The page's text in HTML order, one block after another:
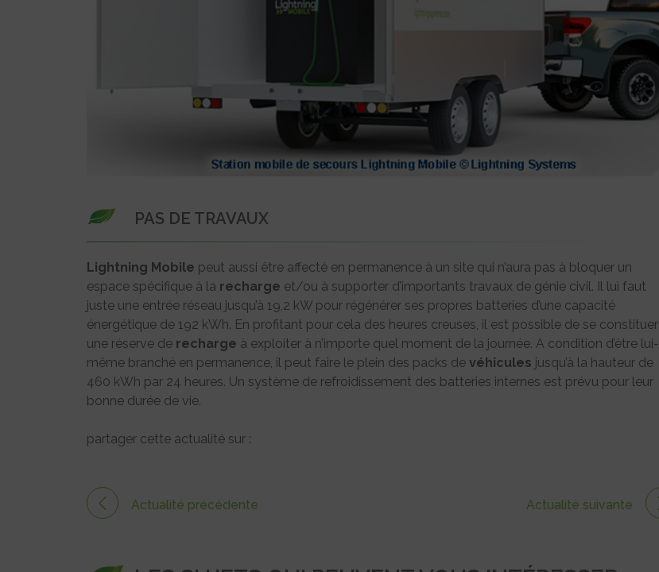
PAS DE TRAVAUX
Lightning Mobile peut aussi être affecté en permanence à un site qui n’aura pas à bloquer un
espace spécifique à la recharge et/ou à supporter d’importants travaux de génie civil. Il lui faut
juste une entrée réseau jusqu’à 19,2 kW pour régénérer ses propres batteries d’une capacité
énergétique de 192 kWh. En profitant pour cela des heures creuses, il est possible de se constituer
une réserve de recharge à exploiter à n’importe quel moment de la journée. A condition d’être lui-
même branché en permanence, il peut faire le plein des packs de véhicules jusqu’à la hauteur de
460 kWh par 24 heures. Un système de refroidissement des batteries internes est prévu pour leur
bonne durée de vie.
partager cette actualité sur :
Actualité précédente Actualité suivante